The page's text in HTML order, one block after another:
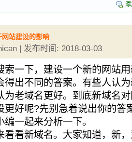
站建设的影响
| 发布时间: 2018-03-03
一下，建设一个新的网站
得出不同的答案。有些人认
为老域名更好。到底新域名
更好呢?先别急着说出你的答
一起来分析一下。
看新域名。大家知道，新，